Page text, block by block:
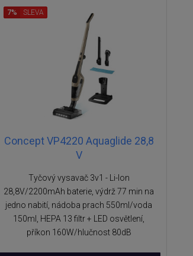
Concept VP4220 Aquaglide 28,8
V
Tyčový vysavač 3v1 - Li-Ion
28,8V/2200mAh baterie, výdrž 77 min na
jedno nabití, nádoba prach 550ml/voda
150ml, HEPA 13 filtr + LED osvětlení,
příkon 160W/hlučnost 80dB
7% SLEVA